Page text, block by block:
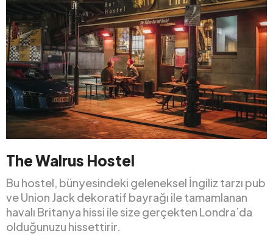
The Walrus Hostel
Bu hostel, bünyesindeki geleneksel İngiliz tarzı pub
ve Union Jack dekoratif bayrağı ile tamamlanan
havalı Britanya hissi ile size gerçekten Londra’da
olduğunuzu hissettirir.